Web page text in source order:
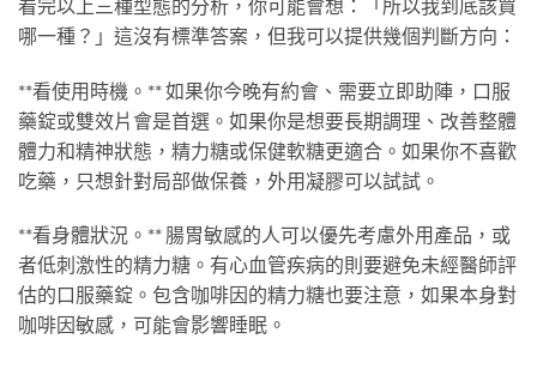
看完以上三種型態的分析，你可能會想：「所以我到底該買
哪一種？」這沒有標準答案，但我可以提供幾個判斷方向：
**看使用時機。** 如果你今晚有約會、需要立即助陣，口服
藥錠或雙效片會是首選。如果你是想要長期調理、改善整體
體力和精神狀態，精力糖或保健軟糖更適合。如果你不喜歡
吃藥，只想針對局部做保養，外用凝膠可以試試。
**看身體狀況。** 腸胃敏感的人可以優先考慮外用產品，或
者低刺激性的精力糖。有心血管疾病的則要避免未經醫師評
估的口服藥錠。包含咖啡因的精力糖也要注意，如果本身對
咖啡因敏感，可能會影響睡眠。